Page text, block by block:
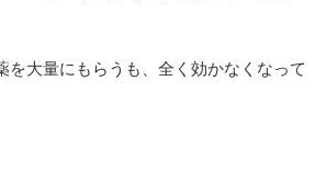
大量にもらうも、全く効かなくなって